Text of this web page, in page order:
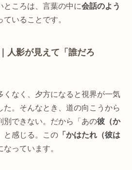
ところは、言葉の中に会話のよう
いることです。
人影が見えて「誰だろ
くなく、夕方になると視界が一気
た。そんなとき、道の向こうから
別できない。だから「あの彼（か
と感じる。この 「かはたれ（彼は
っています。